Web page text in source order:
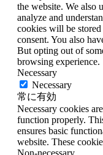
the website. We also
analyze and
cookies will be
consent. You also
But opting out of
browsing experience.
Necessary
Necessary
常に有効
Necessary cookies
function properly.
ensures basic
website. These